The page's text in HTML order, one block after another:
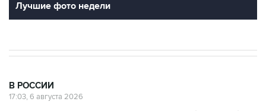
Лучшие фото недели
В РОССИИ
17:03, 6 августа 2026